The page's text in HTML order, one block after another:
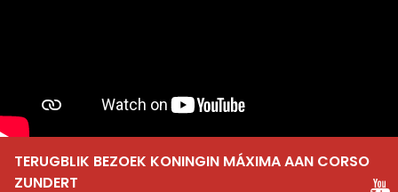
TERUGBLIK BEZOEK KONINGIN MÁXIMA AAN CORSO
ZUNDERT